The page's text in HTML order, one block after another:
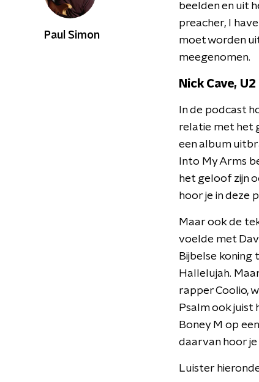
beelden en uit
preacher, I
moet worden
meegenomen.
Nick Cave,
In de podcast
relatie met het
een album
Into My Arms
het geloof zijn
hoor je in deze
Maar ook de
voelde met
Bijbelse koning
Hallelujah.
rapper Coolio,
Psalm ook juist
Boney M op
daarvan hoor je
Luister
Paul Simon